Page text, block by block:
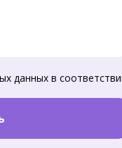
данных в